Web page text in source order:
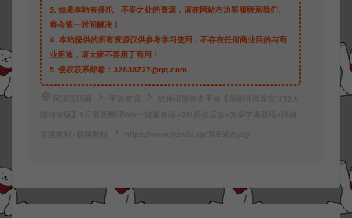
3. 如果本站有侵犯、不妥之处的资源，请在网站右边客服联系我们。
将会第一时间解决！
4. 本站提供的所有资源仅供参考学习使用，不存在任何商业目的与商
业用途，请大家不要用于商用！
5. 侵权联系邮箱：32838727@qq.com
阿泽源码网 手游资源
战神引擎传奇手游【单职业黑龙忘忧19大
陆精修版】5月最新整理Win一键服务端+GM授权后台+安卓苹果双端+详细
搭建教程+视频教程 https://www.lyzwlkj.vip/15966/syzy/